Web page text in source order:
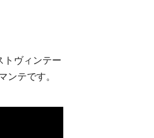
トヴィンテー
ンテです。